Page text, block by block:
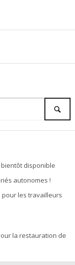
bientôt disponible
autonomes !
les travailleurs
la restauration de